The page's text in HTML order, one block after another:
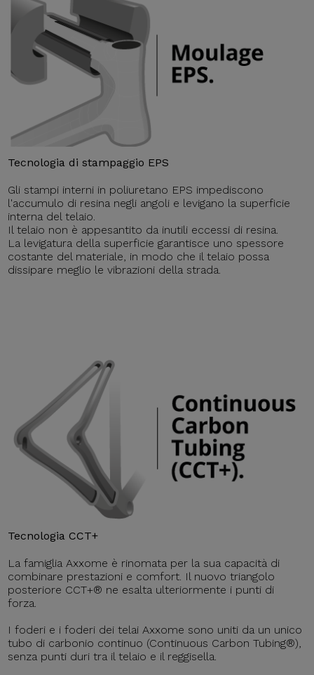
Tecnologia di stampaggio EPS
Gli stampi interni in poliuretano EPS impediscono
l'accumulo di resina negli angoli e levigano la superficie
interna del telaio.
Il telaio non è appesantito da inutili eccessi di resina.
La levigatura della superficie garantisce uno spessore
costante del materiale, in modo che il telaio possa
dissipare meglio le vibrazioni della strada.
Tecnologia CCT+
La famiglia Axxome è rinomata per la sua capacità di
combinare prestazioni e comfort. Il nuovo triangolo
posteriore CCT+® ne esalta ulteriormente i punti di
forza.
I foderi e i foderi dei telai Axxome sono uniti da un unico
tubo di carbonio continuo (Continuous Carbon Tubing®),
senza punti duri tra il telaio e il reggisella.